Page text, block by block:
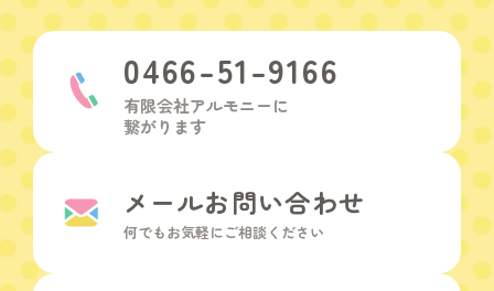
0466-51-9166
有限会社アルモニーに
繋がります
メールお問い合わせ
何でもお気軽にご相談ください